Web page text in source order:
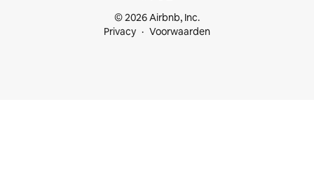
© 2026 Airbnb, Inc.
Privacy
Voorwaarden